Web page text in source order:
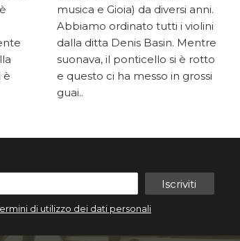
è
musica e Gioia) da diversi anni.
Abbiamo ordinato tutti i violini
dalla ditta Denis Basin. Mentre
suonava, il ponticello si è rotto
e questo ci ha messo in grossi
guai..
Iscriviti
di utilizzo dei dati personali